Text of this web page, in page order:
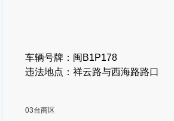
车辆号牌：闽 B1P178
违法地点：祥云路与西海路路口
03台商区